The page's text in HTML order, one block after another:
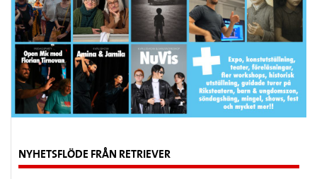
NYHETSFLÖDE FRÅN RETRIEVER